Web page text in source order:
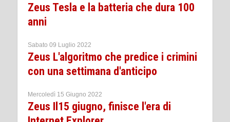
Zeus Tesla e la batteria che dura 100
anni
Sabato 09 Luglio 2022
Zeus L'algoritmo che predice i crimini
con una settimana d'anticipo
Mercoledì 15 Giugno 2022
Zeus Il15 giugno, finisce l'era di